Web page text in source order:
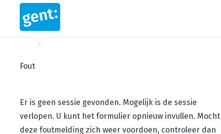
Fout
Steps in this wizard
Er is geen sessie gevonden. Mogelijk is de sessie
verlopen. U kunt het formulier opnieuw invullen. Mocht
deze foutmelding zich weer voordoen, controleer dan